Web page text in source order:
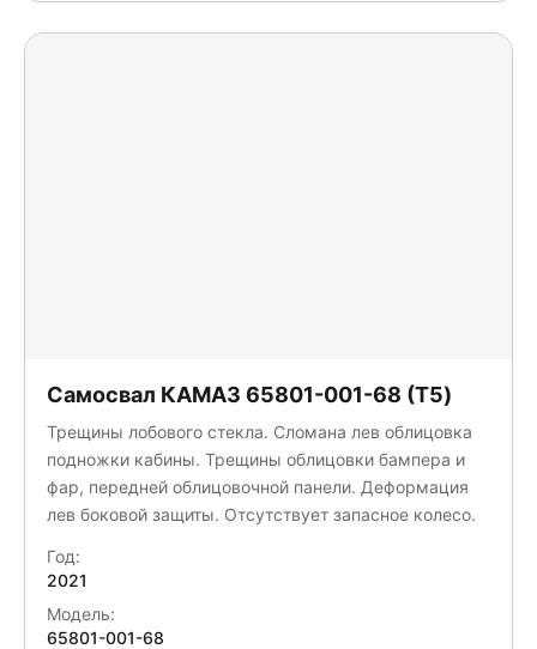
Самосвал КАМАЗ 65801-001-68 (T5)
Трещины лобового стекла. Сломана лев облицовка
подножки кабины. Трещины облицовки бампера и
фар, передней облицовочной панели. Деформация
лев боковой защиты. Отсутствует запасное колесо.
Год:
2021
Модель:
65801-001-68